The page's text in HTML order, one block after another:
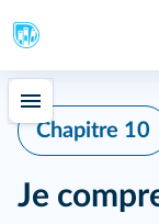
Chapitre 10
Je